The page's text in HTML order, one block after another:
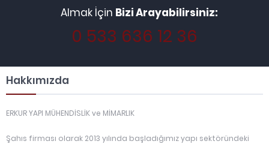
Almak İçin Bizi Arayabilirsiniz:
0 533 636 12 36
Hakkımızda
ERKUR YAPI MÜHENDİSLİK ve MİMARLIK
Şahıs firması olarak 2013 yılında başladığımız yapı sektöründeki